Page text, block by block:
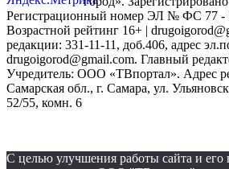
Регистрационный номер ЭЛ № ФС 77 -
Возрастной рейтинг 16+ |
редакции: 331-11-11, доб.406, адрес
drugoigorod@gmail.com. Главный
Учредитель: ООО «ТВпортал». Адрес
Самарская обл., г. Самара, ул.
52/55, комн. 6
С целью улучшения работы сайта и его